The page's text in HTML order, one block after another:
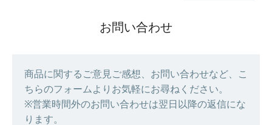
お問い合わせ
商品に関するご意見ご感想、お問い合わせなど、こ
ちらのフォームよりお気軽にお尋ねください。
※営業時間外のお問い合わせは翌日以降の返信にな
ります。